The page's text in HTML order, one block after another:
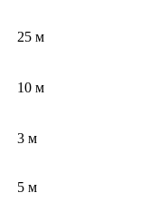
25 м
10 м
3 м
5 м